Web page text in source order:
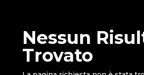
Nessun
Trovato